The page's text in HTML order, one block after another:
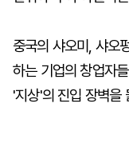
중국의 샤오미, 샤오
하는 기업의 창업자
'지상'의 진입 장벽을